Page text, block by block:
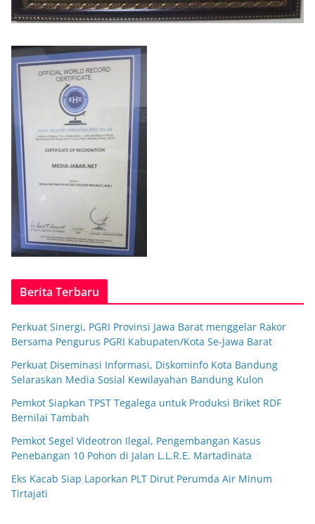
Berita Terbaru
Perkuat Sinergi, PGRI Provinsi Jawa Barat menggelar Rakor
Bersama Pengurus PGRI Kabupaten/Kota Se-Jawa Barat
Perkuat Diseminasi Informasi, Diskominfo Kota Bandung
Selaraskan Media Sosial Kewilayahan Bandung Kulon
Pemkot Siapkan TPST Tegalega untuk Produksi Briket RDF
Bernilai Tambah
Pemkot Segel Videotron Ilegal, Pengembangan Kasus
Penebangan 10 Pohon di Jalan L.L.R.E. Martadinata
Eks Kacab Siap Laporkan PLT Dirut Perumda Air Minum
Tirtajati